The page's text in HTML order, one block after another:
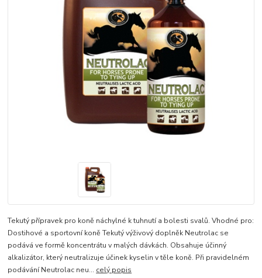
Tekutý přípravek pro koně náchylné k tuhnutí a bolesti svalů. Vhodné pro:
Dostihové a sportovní koně Tekutý výživový doplněk Neutrolac se
podává ve formě koncentrátu v malých dávkách. Obsahuje účinný
alkalizátor, který neutralizuje účinek kyselin v těle koně. Při pravidelném
podávání Neutrolac neu... celý popis